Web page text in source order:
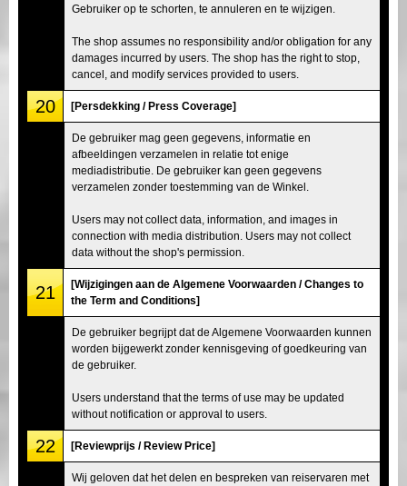
Gebruiker op te schorten, te annuleren en te wijzigen.
The shop assumes no responsibility and/or obligation for any
damages incurred by users. The shop has the right to stop,
cancel, and modify services provided to users.
20 [Persdekking / Press Coverage]
De gebruiker mag geen gegevens, informatie en
afbeeldingen verzamelen in relatie tot enige
mediadistributie. De gebruiker kan geen gegevens
verzamelen zonder toestemming van de Winkel.
Users may not collect data, information, and images in
connection with media distribution. Users may not collect
data without the shop's permission.
21
[Wijzigingen aan de Algemene Voorwaarden / Changes to
the Term and Conditions]
De gebruiker begrijpt dat de Algemene Voorwaarden kunnen
worden bijgewerkt zonder kennisgeving of goedkeuring van
de gebruiker.
Users understand that the terms of use may be updated
without notification or approval to users.
22 [Reviewprijs / Review Price]
Wij geloven dat het delen en bespreken van reiservaren met